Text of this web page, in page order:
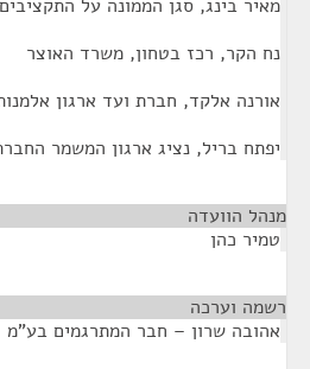
מאיר בינג, סגן הממונה על
נח הקר, רכז בטחון, משרד האוצר
אורנה אלקד, חברת ועד ארגון
יפתח בריל, נציג ארגון המשמר
מנהל הוועדה
טמיר כהן
רשמה וערכה
אהובה שרון – חבר המתרגמים בע"מ